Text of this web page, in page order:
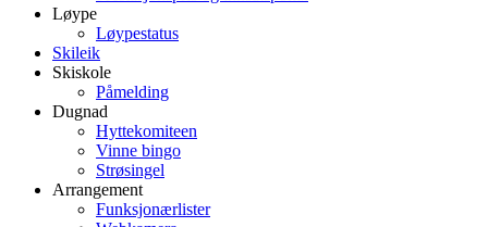
Løype
Løypestatus
Skileik
Skiskole
Påmelding
Dugnad
Hyttekomiteen
Vinne bingo
Strøsingel
Arrangement
Funksjonærlister